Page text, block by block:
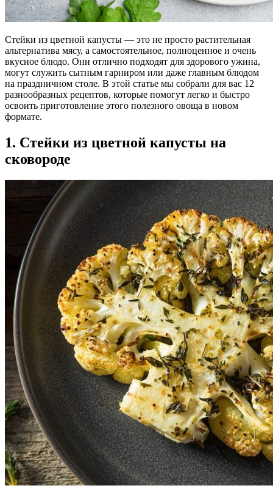
Стейки из цветной капусты — это не просто растительная
альтернатива мясу, а самостоятельное, полноценное и очень
вкусное блюдо. Они отлично подходят для здорового ужина,
могут служить сытным гарниром или даже главным блюдом
на праздничном столе. В этой статье мы собрали для вас 12
разнообразных рецептов, которые помогут легко и быстро
освоить приготовление этого полезного овоща в новом
формате.
1. Стейки из цветной капусты на
сковороде